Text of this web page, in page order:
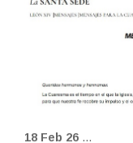
fot_escrita_17.jpg
18 Feb 26 ...